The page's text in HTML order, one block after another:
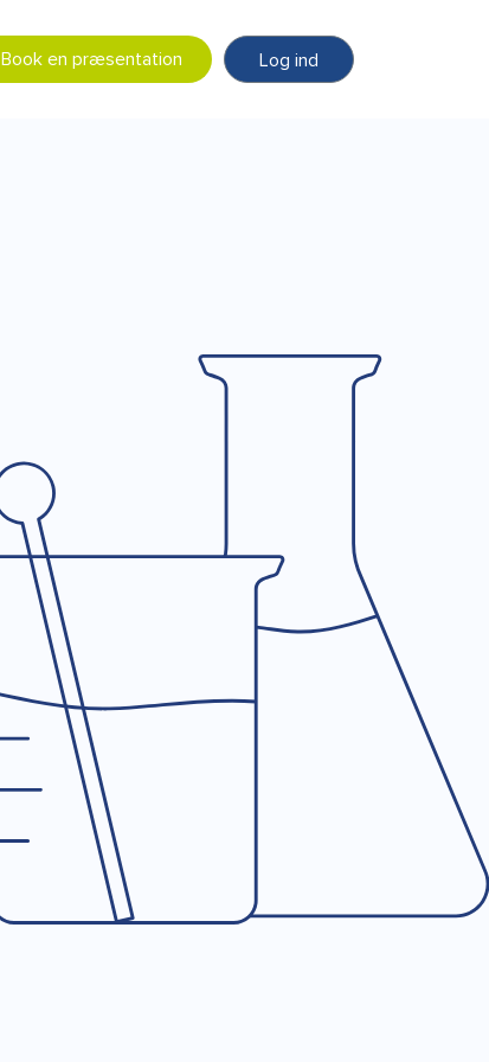
Book en præsentation Log ind